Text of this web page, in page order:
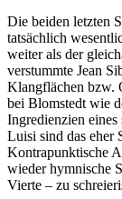
Die beiden letzten
tatsächlich
weiter als der
verstummte Jean
Klangflächen bzw.
bei Blomstedt wie
Ingredienzien
Luisi sind das eher
Kontrapunktische
wieder hymnische
Vierte – zu